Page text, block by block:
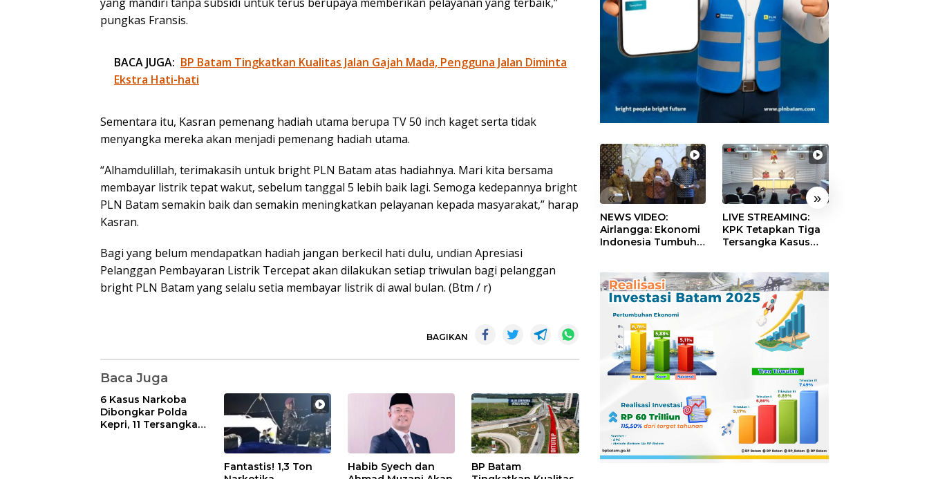
pungkas Fransis.
BACA JUGA: BP Batam Tingkatkan Kualitas Jalan Gajah Mada, Pengguna Jalan Diminta
Ekstra Hati-hati
Sementara itu, Kasran pemenang hadiah utama berupa TV 50 inch kaget serta tidak
menyangka mereka akan menjadi pemenang hadiah utama.
“Alhamdulillah, terimakasih untuk bright PLN Batam atas hadiahnya. Mari kita bersama
membayar listrik tepat wakut, sebelum tanggal 5 lebih baik lagi. Semoga kedepannya bright
PLN Batam semakin baik dan semakin meningkatkan pelayanan kepada masyarakat,” harap
Kasran.
Bagi yang belum mendapatkan hadiah jangan berkecil hati dulu, undian Apresiasi
Pelanggan Pembayaran Listrik Tercepat akan dilakukan setiap triwulan bagi pelanggan
bright PLN Batam yang selalu setia membayar listrik di awal bulan. (Btm / r)
BAGIKAN
Baca Juga
6 Kasus Narkoba
Dibongkar Polda
Kepri, 11 Tersangka
Fantastis! 1,3 Ton
Habib Syech dan
BP Batam
« »
NEWS VIDEO:
Airlangga: Ekonomi
Indonesia Tumbuh
LIVE STREAMING:
KPK Tetapkan Tiga
Tersangka Kasus
Pertamina